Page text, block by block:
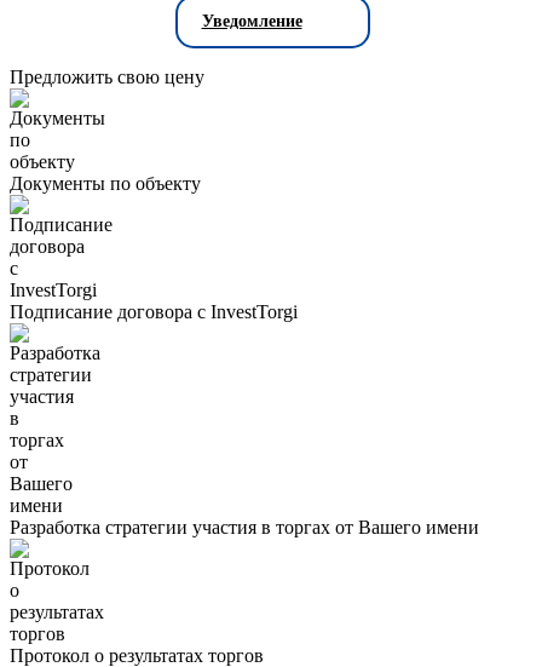
Уведомление
Предложить свою цену
Документы по объекту
Подписание договора с InvestTorgi
Разработка стратегии участия в торгах от Вашего имени
Протокол о результатах торгов